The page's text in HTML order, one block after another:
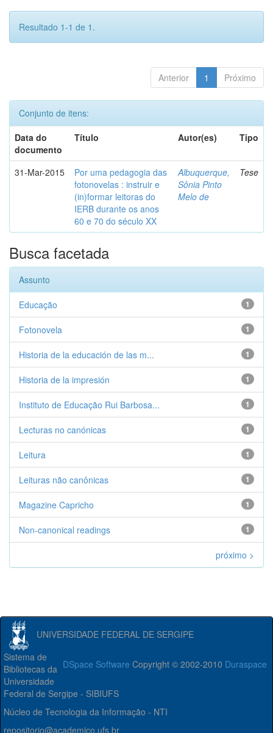
Resultado 1-1 de 1.
Anterior 1 Próximo
Conjunto de itens:
Data do
documento
Título Autor(es) Tipo
31-Mar-2015
Por uma pedagogia das
fotonovelas : instruir e
(in)formar leitoras do
IERB durante os anos
60 e 70 do século XX
Albuquerque,
Sônia Pinto
Melo de
Tese
Busca facetada
Assunto
1
Educação
1
Fotonovela
1
Historia de la educación de las m...
1
Historia de la impresión
1
Instituto de Educação Rui Barbosa...
1
Lecturas no canónicas
1
Leitura
1
Leituras não canônicas
1
Magazine Capricho
1
Non-canonical readings
próximo >
UNIVERSIDADE FEDERAL DE SERGIPE
DSpace Software Copyright © 2002-2010 Duraspace
Sistema de
Bibliotecas da
Universidade
Federal de Sergipe - SIBIUFS
Núcleo de Tecnologia da Informação - NTI
repositorio@academico.ufs.br